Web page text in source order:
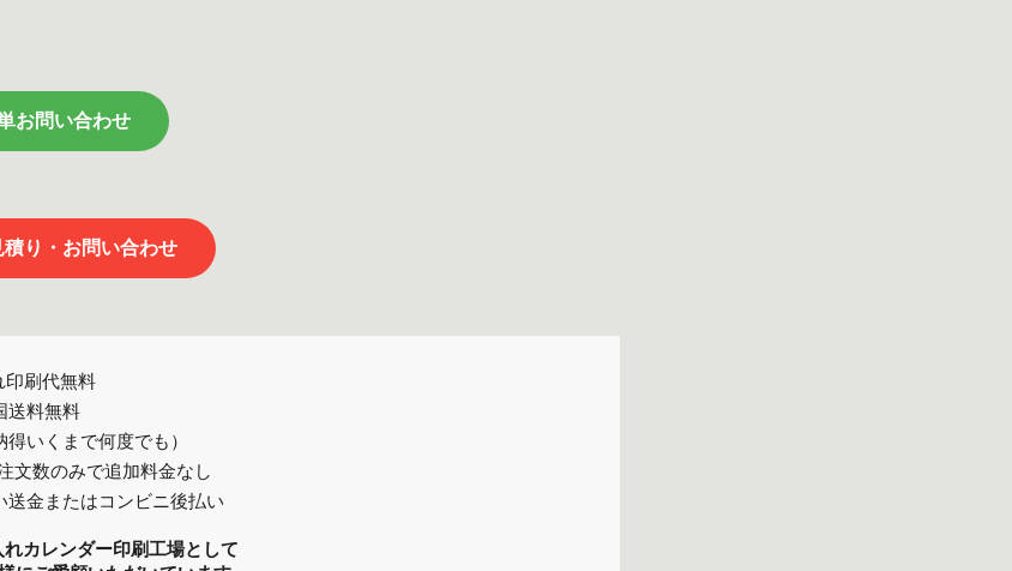
お問い合わせ
り・お問い合わせ
印刷代無料
送料無料
いくまで何度でも）
文数のみで追加料金なし
送金またはコンビニ後払い
カレンダー印刷工場として